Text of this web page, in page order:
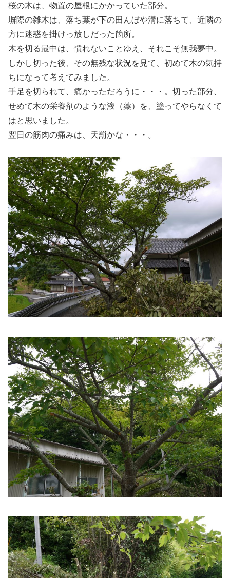
桜の木は、物置の屋根にかかっていた部分。
塀際の雑木は、落ち葉が下の田んぼや溝に落ちて、近隣の
方に迷惑を掛けっ放しだった箇所。
木を切る最中は、慣れないことゆえ、それこそ無我夢中。
しかし切った後、その無残な状況を見て、初めて木の気持
ちになって考えてみました。
手足を切られて、痛かっただろうに・・・。切った部分、
せめて木の栄養剤のような液（薬）を、塗ってやらなくて
はと思いました。
翌日の筋肉の痛みは、天罰かな・・・。